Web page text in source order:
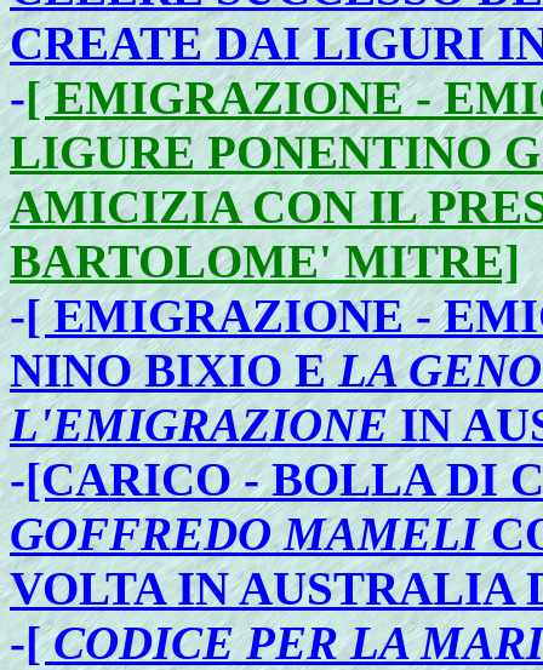
CREATE DAI LIGURI
-[ EMIGRAZIONE -
LIGURE PONENTINO
AMICIZIA CON IL
BARTOLOME' MITRE]
-[ EMIGRAZIONE -
NINO BIXIO ELA
L'EMIGRAZIONEIN
-[CARICO - BOLLA DI
GOFFREDO MAMELI
VOLTA IN AUSTRALIA
-[CODICE PER LA